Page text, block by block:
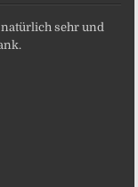
sehr und